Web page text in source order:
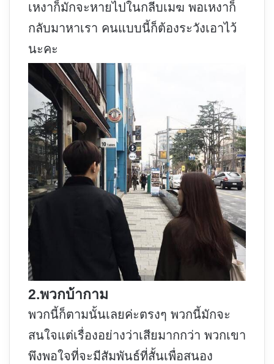
เหงาก็มักจะหายไปในกลีบเมฆ พอเหงาก็
กลับมาหาเรา คนแบบนี้ก็ต้องระวังเอาไว้
นะคะ
2.พวกบ้ากาม
พวกนี้ก็ตามนั้นเลยค่ะตรงๆ พวกนี้มักจะ
สนใจแต่เรื่องอย่างว่าเสียมากกว่า พวกเขา
พึงพอใจที่จะมีสัมพันธ์ที่สั้นเพื่อสนอง